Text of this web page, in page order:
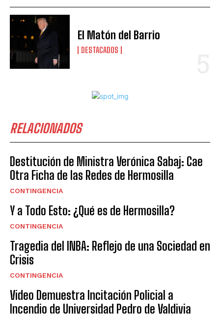
El Matón del Barrio
DESTACADOS
RELACIONADOS
Destitución de Ministra Verónica Sabaj: Cae
Otra Ficha de las Redes de Hermosilla
CONTINGENCIA
Y a Todo Esto: ¿Qué es de Hermosilla?
CONTINGENCIA
Tragedia del INBA: Reflejo de una Sociedad en
Crisis
CONTINGENCIA
Video Demuestra Incitación Policial a
Incendio de Universidad Pedro de Valdivia